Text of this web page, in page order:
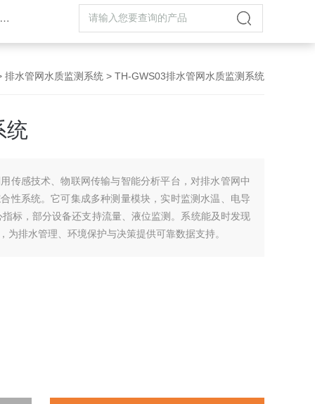
排水管网水质监测系统 > TH-GWS03排水管网水质监测系统
统
传感技术、物联网传输与智能分析平台，对排水管网中
性系统。它可集成多种测量模块，实时监测水温、电导
标，部分设备还支持流量、液位监测。系统能及时发现
为排水管理、环境保护与决策提供可靠数据支持。